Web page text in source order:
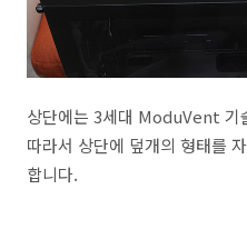
상단에는 3세대 ModuVent 기
따라서 상단에 덮개의 형태를
합니다.